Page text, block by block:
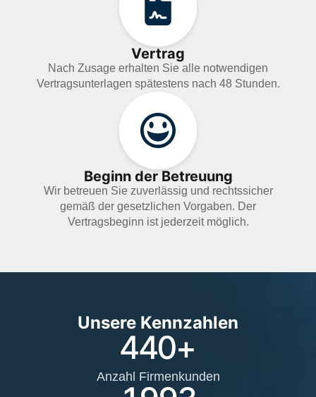
Vertrag
Nach Zusage erhalten Sie alle notwendigen
Vertragsunterlagen spätestens nach 48 Stunden.
Beginn der Betreuung
Wir betreuen Sie zuverlässig und rechtssicher
gemäß der gesetzlichen Vorgaben. Der
Vertragsbeginn ist jederzeit möglich.
Unsere Kennzahlen
440+
Anzahl Firmenkunden